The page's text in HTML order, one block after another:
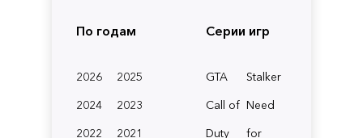
По годам
2026
2025
2024
2023
2022
2021
Серии игр
GTA
Stalker
Call of
Duty
Need
for